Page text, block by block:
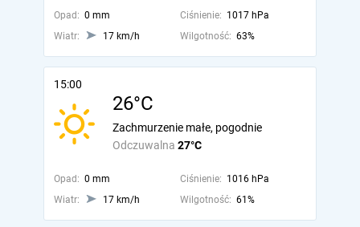
Opad: 0 mm Ciśnienie: 1017 hPa
Wiatr:
17 km/h Wilgotność: 63%
15:00
26°C
Odczuwalna 27°C
Zachmurzenie małe, pogodnie
Opad: 0 mm Ciśnienie: 1016 hPa
Wiatr:
17 km/h Wilgotność: 61%